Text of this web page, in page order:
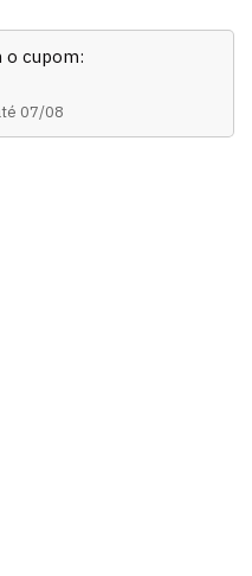
o cupom:
07/08